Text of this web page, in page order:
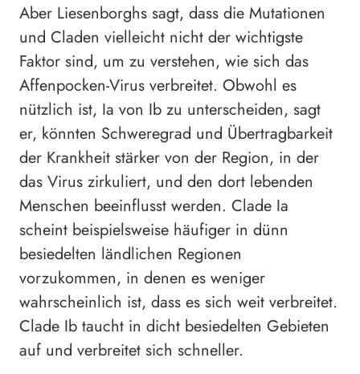
Aber Liesenborghs sagt, dass die Mutationen
und Claden vielleicht nicht der wichtigste
Faktor sind, um zu verstehen, wie sich das
Affenpocken-Virus verbreitet. Obwohl es
nützlich ist, Ia von Ib zu unterscheiden, sagt
er, könnten Schweregrad und Übertragbarkeit
der Krankheit stärker von der Region, in der
das Virus zirkuliert, und den dort lebenden
Menschen beeinflusst werden. Clade Ia
scheint beispielsweise häufiger in dünn
besiedelten ländlichen Regionen
vorzukommen, in denen es weniger
wahrscheinlich ist, dass es sich weit verbreitet.
Clade Ib taucht in dicht besiedelten Gebieten
auf und verbreitet sich schneller.